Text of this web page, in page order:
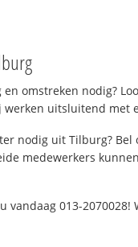
en omstreken nodig?
uitsluitend met
nodig uit Tilburg?
medewerkers
vandaag 013-